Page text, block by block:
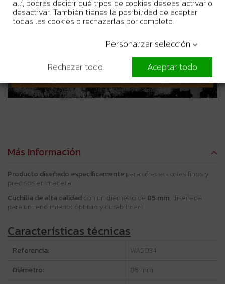
Más Información
Producto diseñado específicamente para ofrecer cortes finos y
precisos en madera.
Cuchilla de alta calidad con un diámetro de 85 mm, diseñada
para un rendimiento óptimo y durabilidad.
Características técnicas
Referencia:
WA5034
Diámetro:
85 mm
allí, podrás decidir qué tipos de cookies deseas activar o
desactivar. También tienes la posibilidad de aceptar
todas las cookies o rechazarlas por completo.
Personalizar selección
Rechazar todo
Aceptar todo